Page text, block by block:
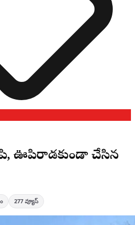
ఊపిరాడకుండా చేసిన
277 వ్యూస్